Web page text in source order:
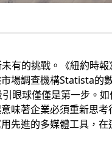
有的挑戰。《紐約時
場調查機構Statista的
眼球僅僅是第一步。
味著企業必須重新思
先進的多媒體工具，